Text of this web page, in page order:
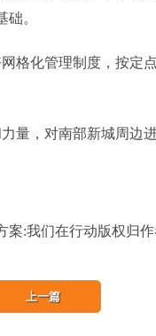
。
格化管理制度，按定
量，对南部新城周边
案:我们在行动版权归
上一篇